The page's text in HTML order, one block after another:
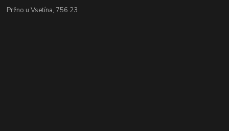
Pržno u Vsetína, 756 23